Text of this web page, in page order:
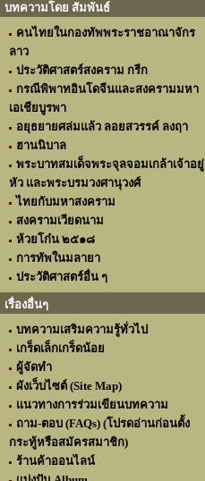
บทความโดย สัมพันธ์
คนไทยในกองทัพพระราชอาณาจักร
ลาว
ประวัติศาสตร์สงคราม กรีก
กรณีพิพาทอินโดจีนและสงครามมหา
เอเชียบูรพา
อยุธยายศล่มแล้ว ลอยสวรรค์ ลงฤา
ฮานนิบาล
พระบาทสมเด็จพระจุลจอมเกล้าเจ้าอยู่
หัว และพระบรมวงศานุวงศ์
ไทยกับมหาสงคราม
สงครามเวียดนาม
ห้วยโก๋น ๒๕๑๘
การทัพในมลายา
ประวัติศาสตร์อื่น ๆ
เรื่องอื่นๆ
บทความเสริมความรู้ทั่วไป
เกร็ดเล็กเกร็ดน้อย
ผู้จัดทำ
ผังเว็บไซต์ (Site Map)
แนวทางการร่วมเขียนบทความ
ถาม-ตอบ (FAQs) (โปรดอ่านก่อนตั้ง
กระทู้หรือสมัครสมาชิก)
ร้านค้าออนไลน์